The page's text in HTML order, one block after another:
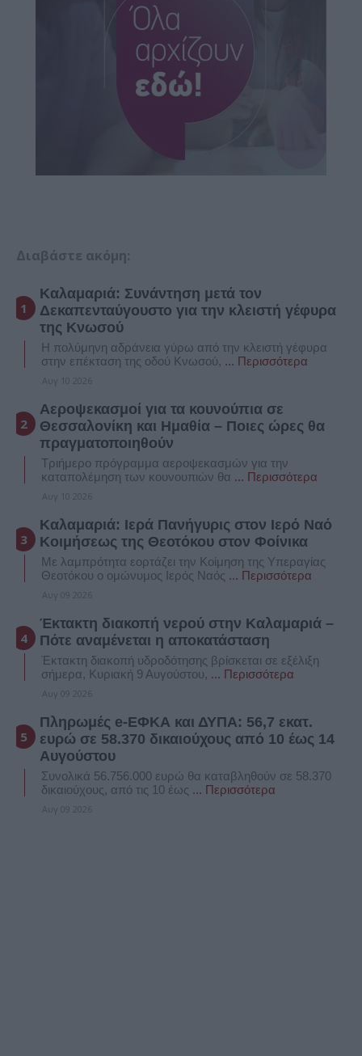
Διαβάστε ακόμη:
Καλαμαριά: Συνάντηση μετά τον
Δεκαπενταύγουστο για την κλειστή γέφυρα
της Κνωσού
Η πολύμηνη αδράνεια γύρω από την κλειστή γέφυρα
στην επέκταση της οδού Κνωσού, ... Περισσότερα
Αυγ 10 2026
Αεροψεκασμοί για τα κουνούπια σε
Θεσσαλονίκη και Ημαθία – Ποιες ώρες θα
πραγματοποιηθούν
Τριήμερο πρόγραμμα αεροψεκασμών για την
καταπολέμηση των κουνουπιών θα ... Περισσότερα
Αυγ 10 2026
Καλαμαριά: Ιερά Πανήγυρις στον Ιερό Ναό
Κοιμήσεως της Θεοτόκου στον Φοίνικα
Με λαμπρότητα εορτάζει την Κοίμηση της Υπεραγίας
Θεοτόκου ο ομώνυμος Ιερός Ναός ... Περισσότερα
Αυγ 09 2026
Έκτακτη διακοπή νερού στην Καλαμαριά –
Πότε αναμένεται η αποκατάσταση
Έκτακτη διακοπή υδροδότησης βρίσκεται σε εξέλιξη
σήμερα, Κυριακή 9 Αυγούστου, ... Περισσότερα
Αυγ 09 2026
Πληρωμές e-ΕΦΚΑ και ΔΥΠΑ: 56,7 εκατ.
ευρώ σε 58.370 δικαιούχους από 10 έως 14
Αυγούστου
Συνολικά 56.756.000 ευρώ θα καταβληθούν σε 58.370
δικαιούχους, από τις 10 έως ... Περισσότερα
Αυγ 09 2026